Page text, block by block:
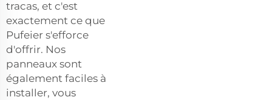
tracas, et c'est
exactement ce que
Pufeier s'efforce
d'offrir. Nos
panneaux sont
également faciles à
installer, vous